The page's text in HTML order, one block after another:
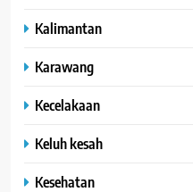
Kalimantan
Karawang
Kecelakaan
Keluh kesah
Kesehatan